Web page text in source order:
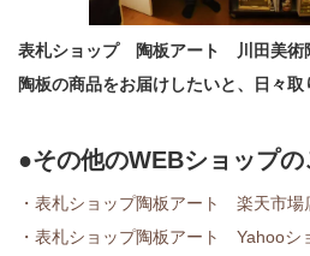
表札ショップ 陶板アート 川田美術
陶板の商品をお届けしたいと、日々取
●その他のWEBショップの
・表札ショップ陶板アート 楽天市場
・表札ショップ陶板アート Yahooシ